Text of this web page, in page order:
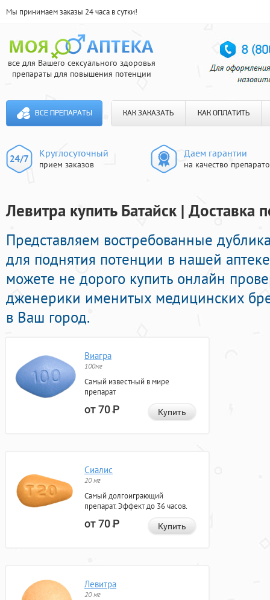
Мы принимаем заказы 24 часа в сутки!
все для Вашего сексуального здоровья
препараты для повышения потенции
ВСЕ ПРЕПАРАТЫ КАК ЗАКАЗАТЬ КАК ОПЛАТИТЬ
Круглосуточный
прием заказов
Даем гарантии
на качество
Левитра купить Батайск | Доставка
Представляем востребованные
для поднятия потенции в нашей
можете не дорого купить онлайн
дженерики именитых медицинских
в Ваш город.
Виагра
100мг
Самый известный в мире
препарат
от 70Р Купить
Сиалис
20 мг
Самый долгоиграющий
препарат. Эффект до 36 часов.
от 70Р Купить
Левитра
20 мг